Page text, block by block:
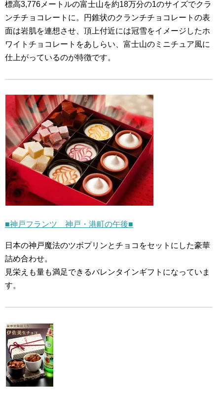
標高3,776メートルの富士山を約18万分の1のサイズでクラ
ンチチョコレートに。円錐状のクランチチョコレートの表
面は岩肌を連想させ、頂上付近には冠雪をイメージしたホ
ワイトチョコレートをあしらい、富士山のミニチュア風に
仕上がっているのが特徴です。
■神戸フランツ 神戸・港町の午後■
日本の神戸魔法のツボプリンとチョコをセットにした豪華
詰め合わせ。
見栄えも量も満足できるバレンタインギフトになっていま
す。